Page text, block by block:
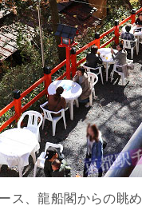
ス、龍船閣からの眺め